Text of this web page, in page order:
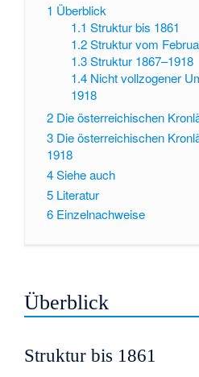
1 Überblick
1.1 Struktur bis 1861
1.2 Struktur vom
1.3 Struktur 1867–1918
1.4 Nicht vollzogener
1918
2 Die österreichischen
3 Die österreichischen
1918
4Siehe auch
5 Literatur
6 Einzelnachweise
Überblick
Struktur bis 1861